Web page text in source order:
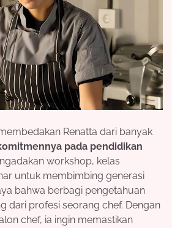
Renatta dari banyak
pada pendidikan
workshop, kelas
untuk membimbing generasi
bahwa berbagi pengetahuan
dari profesi seorang chef. Dengan
chef, ia ingin memastikan